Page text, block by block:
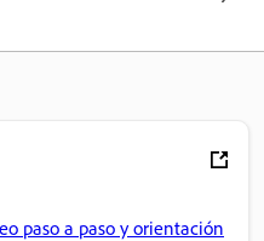
paso a paso y orientación